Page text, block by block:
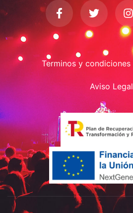
Terminos y condiciones
Aviso Legal